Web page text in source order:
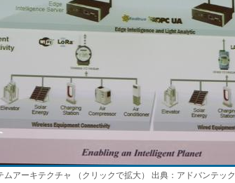
ムアーキテクチャ （クリックで拡大） 出典：アドバンテック